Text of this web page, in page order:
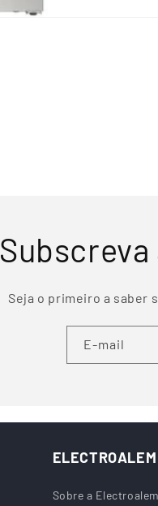
Seja o primeiro a saber
E-mail
ELECTROALEM
Sobre a Electroalem